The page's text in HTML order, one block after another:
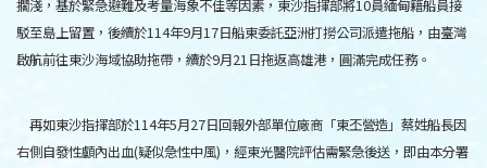
擱淺，基於緊急避難及考量海象不佳等因素，東沙指揮部將10員緬甸籍船員接
駁至島上留置，後續於114年9月17日船東委託亞洲打撈公司派遣拖船，由臺灣
啟航前往東沙海域協助拖帶，續於9月21日拖返高雄港，圓滿完成任務。
再如東沙指揮部於114年5月27日回報外部單位廠商「東丕營造」蔡姓船長因
右側自發性顱內出血(疑似急性中風) ，經東光醫院評估需緊急後送，即由本分署